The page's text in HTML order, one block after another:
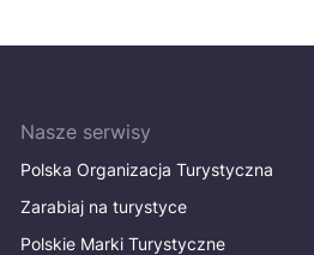
Nasze serwisy
Polska Organizacja Turystyczna
Zarabiaj na turystyce
Polskie Marki Turystyczne